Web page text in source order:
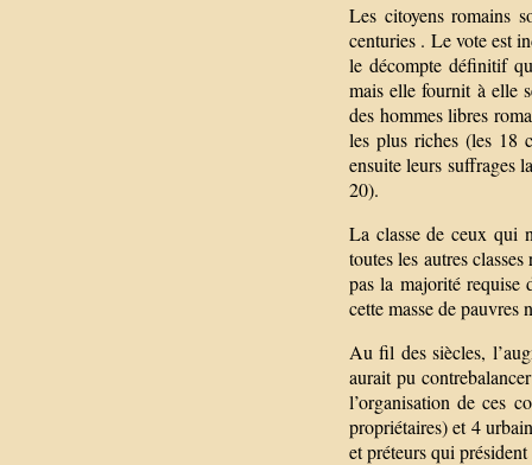
Les citoyens romains
centuries . Le vote est
le décompte définitif
mais elle fournit à elle
des hommes libres
les plus riches (les 18
ensuite leurs suffrages
20).
La classe de ceux qui
toutes les autres
pas la majorité requise
cette masse de pauvres
Au fil des siècles,
aurait pu
l’organisation de ces
propriétaires) et 4
et préteurs qui